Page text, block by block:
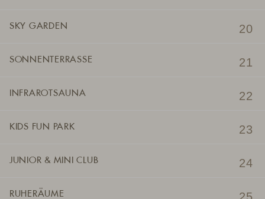
SKY GARDEN
SONNENTERRASSE
INFRAROTSAUNA
KIDS FUN PARK
JUNIOR & MINI CLUB
RUHERÄUME